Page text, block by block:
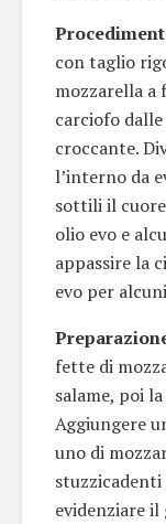
con taglio
mozzarella a
carciofo
croccante.
l’interno da
sottili il
olio evo e
appassire la
evo per
fette di
salame, poi
Aggiungere
uno di
evidenziare